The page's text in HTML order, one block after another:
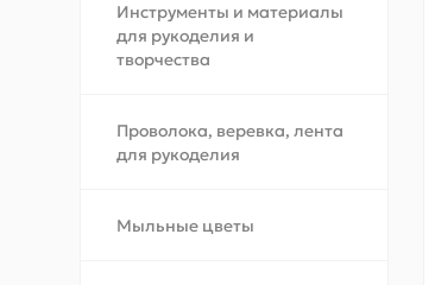
Инструменты и материалы
для рукоделия и
творчества
Проволока, веревка, лента
для рукоделия
Мыльные цветы